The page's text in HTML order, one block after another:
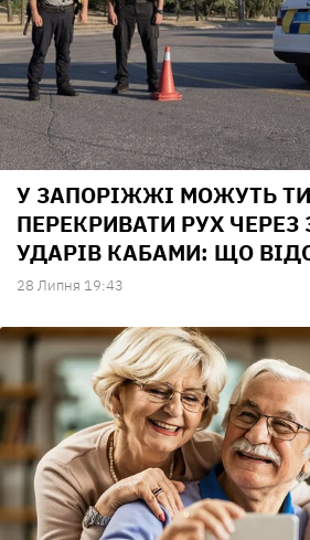
У ЗАПОРІЖЖІ МОЖУТЬ
ПЕРЕКРИВАТИ РУХ ЧЕРЕЗ
УДАРІВ КАБАМИ: ЩО
28 Липня 19:43